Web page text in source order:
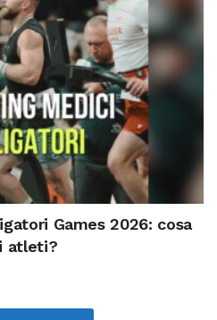
Games 2026: cosa
atleti?